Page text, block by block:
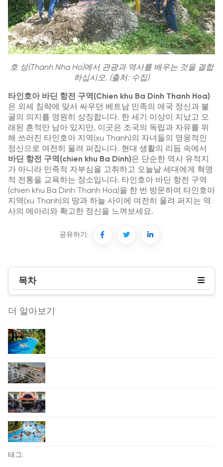
호 성(Thanh Nha Ho)에서 관광과 역사를 배우는 것을 결합
하십시오. (출처: 수집)
타인호아 바딘 항전 구역(Chien khu Ba Dinh Thanh Hoa)
은 외세 침략에 맞서 싸우던 베트남 민족의 애국 정신과 불
굴의 의지를 영원히 상징합니다. 한 세기 이상이 지났고 오
래된 흔적만 남아 있지만, 이곳은 조국의 독립과 자유를 위
해 쓰러진 타인호아 지역(xu Thanh)의 자녀들의 영웅적인
정신으로 여전히 울려 퍼집니다. 현대 생활의 리듬 속에서
바딘 항전 구역(chien khu Ba Dinh)은 단순한 역사 유적지
가 아니라 민족적 자부심을 고취하고 오늘날 세대에게 혁명
적 전통을 교육하는 장소입니다. 타인호아 바딘 항전 구역
(chien khu Ba Dinh Thanh Hoa)을 한 번 방문하여 타인호아
지역(xu Thanh)의 땅과 하늘 사이에 여전히 울려 퍼지는 역
사의 메아리와 확고한 정신을 느껴보세요.
공유하기:
목차
더 알아보기
태그: